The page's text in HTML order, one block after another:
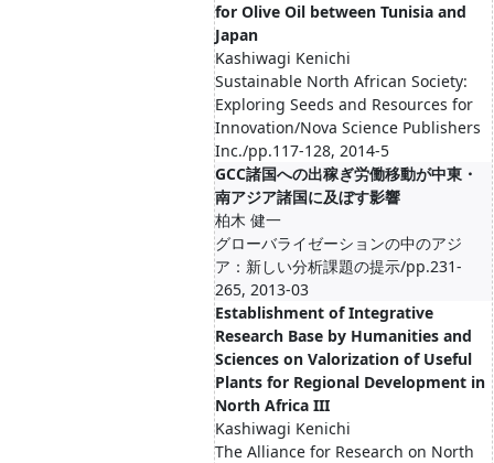
for Olive Oil between Tunisia and
Japan
Kashiwagi Kenichi
Sustainable North African Society:
Exploring Seeds and Resources for
Innovation/Nova Science Publishers
Inc./pp.117-128, 2014-5
GCC諸国への出稼ぎ労働移動が中東・
南アジア諸国に及ぼす影響
柏木 健一
グローバライゼーションの中のアジ
ア：新しい分析課題の提示/pp.231-
265, 2013-03
Establishment of Integrative
Research Base by Humanities and
Sciences on Valorization of Useful
Plants for Regional Development in
North Africa III
Kashiwagi Kenichi
The Alliance for Research on North